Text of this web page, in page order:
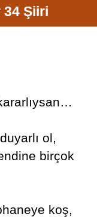
34 Şiiri
ol,
birçok
koş,